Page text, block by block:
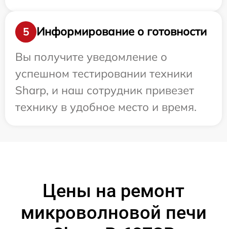
5
Информирование о готовности
Вы получите уведомление о
успешном тестировании техники
Sharp, и наш сотрудник привезет
технику в удобное место и время.
Цены на ремонт
микроволновой печи